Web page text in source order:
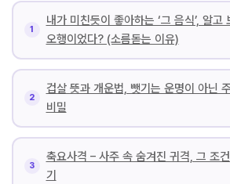
내가 미친듯이 좋아하는 ‘그 음식’, 알고
오행이었다? (소름돋는 이유)
겁살 뜻과 개운법, 뺏기는 운명이 아닌
비밀
축요사격 – 사주 속 숨겨진 귀격, 그 조
기